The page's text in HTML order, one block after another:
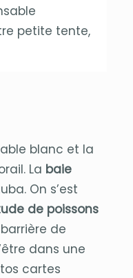
petite tente,
blanc et la
La baie
On s’est
de poissons
de
dans une
cartes